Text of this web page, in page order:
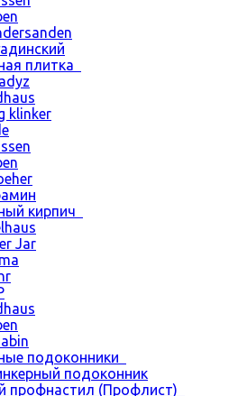
плитка
klinker
кирпич
Jar
подоконники
подоконник
профнастил (Профлист)